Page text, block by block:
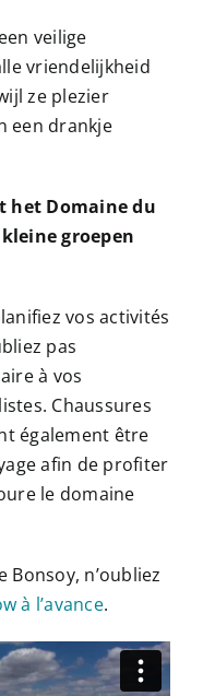
veilige
vriendelijkheid
ze plezier
een drankje
het Domaine du
groepen
vos activités
pas
à vos
Chaussures
également être
afin de profiter
le domaine
n’oubliez
à l’avance.